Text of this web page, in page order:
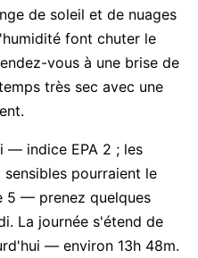
de soleil et de nuages
font chuter le
vous à une brise de
très sec avec une
— indice EPA 2 ; les
pourraient le
5 — prenez quelques
La journée s'étend de
— environ 13h 48m.